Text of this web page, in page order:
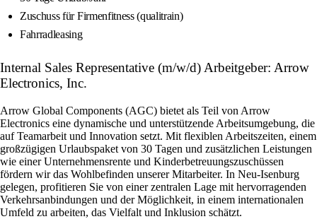
Zuschuss für Firmenfitness (qualitrain)
Fahrradleasing
Internal Sales Representative (m/w/d) Arbeitgeber: Arrow
Electronics, Inc.
Arrow Global Components (AGC) bietet als Teil von Arrow
Electronics eine dynamische und unterstützende Arbeitsumgebung, die
auf Teamarbeit und Innovation setzt. Mit flexiblen Arbeitszeiten, einem
großzügigen Urlaubspaket von 30 Tagen und zusätzlichen Leistungen
wie einer Unternehmensrente und Kinderbetreuungszuschüssen
fördern wir das Wohlbefinden unserer Mitarbeiter. In Neu-Isenburg
gelegen, profitieren Sie von einer zentralen Lage mit hervorragenden
Verkehrsanbindungen und der Möglichkeit, in einem internationalen
Umfeld zu arbeiten, das Vielfalt und Inklusion schätzt.